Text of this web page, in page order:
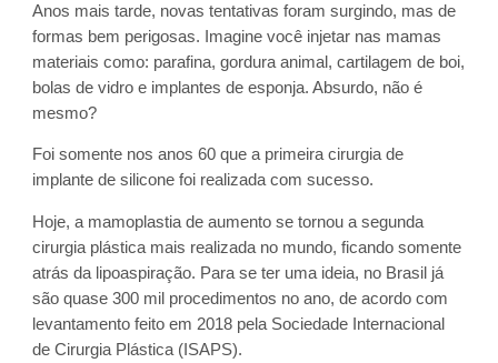
Anos mais tarde, novas tentativas foram surgindo, mas de
formas bem perigosas. Imagine você injetar nas mamas
materiais como: parafina, gordura animal, cartilagem de boi,
bolas de vidro e implantes de esponja. Absurdo, não é
mesmo?
Foi somente nos anos 60 que a primeira cirurgia de
implante de silicone foi realizada com sucesso.
Hoje, a mamoplastia de aumento se tornou a segunda
cirurgia plástica mais realizada no mundo, ficando somente
atrás da lipoaspiração. Para se ter uma ideia, no Brasil já
são quase 300 mil procedimentos no ano, de acordo com
levantamento feito em 2018 pela Sociedade Internacional
de Cirurgia Plástica (ISAPS).